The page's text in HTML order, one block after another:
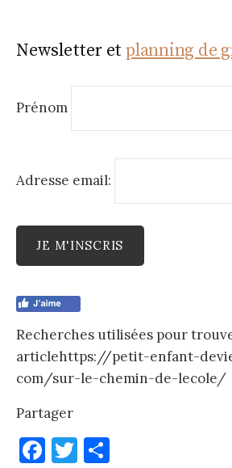
Newsletter et planning de
Prénom
Adresse email:
Recherches utilisées pour
articlehttps://petit-enfant-
com/sur-le-chemin-de-lecole/
Partager
F T